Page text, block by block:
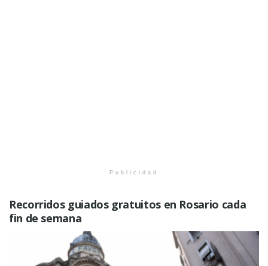
Publicidad
Recorridos guiados gratuitos en Rosario cada
fin de semana